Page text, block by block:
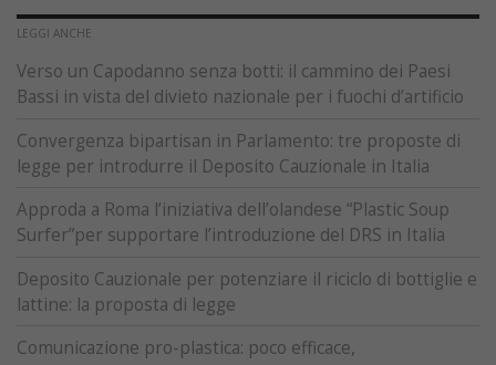
LEGGI ANCHE
Verso un Capodanno senza botti: il cammino dei Paesi
Bassi in vista del divieto nazionale per i fuochi d’artificio
Convergenza bipartisan in Parlamento: tre proposte di
legge per introdurre il Deposito Cauzionale in Italia
Approda a Roma l’iniziativa dell’olandese “Plastic Soup
Surfer”per supportare l’introduzione del DRS in Italia
Deposito Cauzionale per potenziare il riciclo di bottiglie e
lattine: la proposta di legge
Comunicazione pro-plastica: poco efficace,